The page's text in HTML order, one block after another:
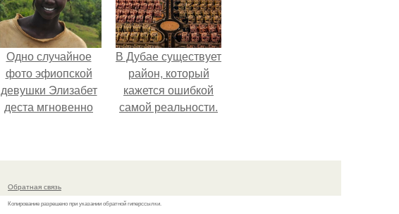
Одно случайное
фото эфиопской
девушки Элизабет
деста мгновенно
сделало её новой
В Дубае существует
район, который
кажется ошибкой
самой реальности.
Обратная связь
Копирование разрешено при указании обратной гиперссылки.